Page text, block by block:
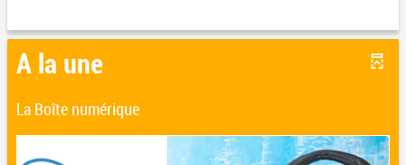
A la une
La Boîte numérique